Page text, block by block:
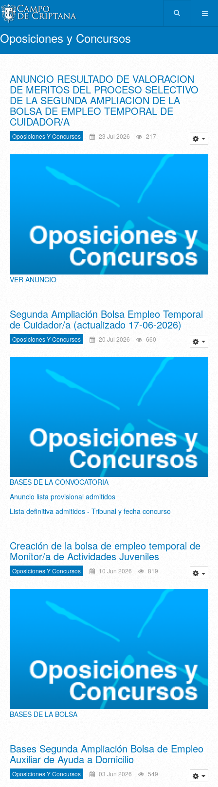
Oposiciones y Concursos
ANUNCIO RESULTADO DE VALORACION
DE MERITOS DEL PROCESO SELECTIVO
DE LA SEGUNDA AMPLIACION DE LA
BOLSA DE EMPLEO TEMPORAL DE
CUIDADOR/A
Oposiciones Y Concursos 23 Jul 2026 217
VER ANUNCIO
Segunda Ampliación Bolsa Empleo Temporal
de Cuidador/a (actualizado 17-06-2026)
Oposiciones Y Concursos 20 Jul 2026 660
BASES DE LA CONVOCATORIA
Anuncio lista provisional admitidos
Lista definitiva admitidos - Tribunal y fecha concurso
Creación de la bolsa de empleo temporal de
Monitor/a de Actividades Juveniles
Oposiciones Y Concursos 10 Jun 2026 819
BASES DE LA BOLSA
Bases Segunda Ampliación Bolsa de Empleo
Auxiliar de Ayuda a Domicilio
Oposiciones Y Concursos 03 Jun 2026 549